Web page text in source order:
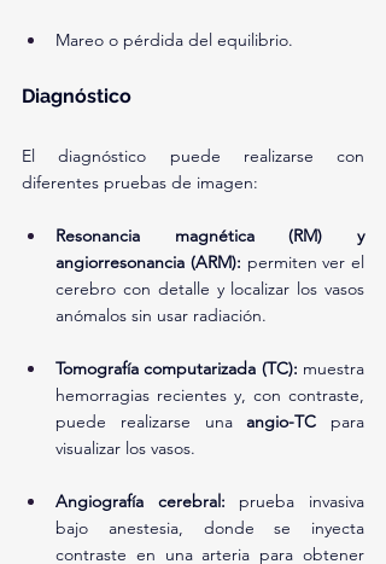
Mareo o pérdida del equilibrio.
Diagnóstico
El diagnóstico puede realizarse con
diferentes pruebas de imagen:
Resonancia magnética (RM) y
angiorresonancia (ARM): permiten ver el
cerebro con detalle y localizar los vasos
anómalos sin usar radiación.
Tomografía computarizada (TC): muestra
hemorragias recientes y, con contraste,
puede realizarse una angio-TC para
visualizar los vasos.
Angiografía cerebral: prueba invasiva
bajo anestesia, donde se inyecta
contraste en una arteria para obtener